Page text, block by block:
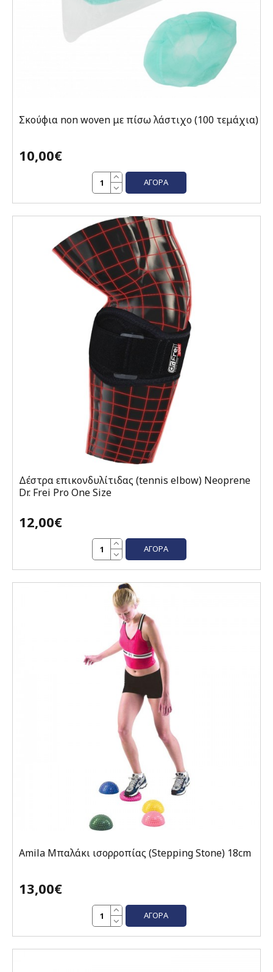
Σκούφια non woven με πίσω λάστιχο (100 τεμάχια)
10,00€
ΑΓΟΡΆ
Δέστρα επικονδυλίτιδας (tennis elbow) Neoprene
Dr. Frei Pro One Size
12,00€
ΑΓΟΡΆ
Amila Μπαλάκι ισορροπίας (Stepping Stone) 18cm
13,00€
ΑΓΟΡΆ